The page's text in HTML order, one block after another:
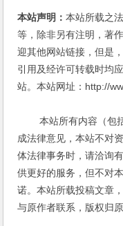
本站声明：本站所载之
等，除非另有注明，著
迎其他网站链接，但是
引用及经许可转载时均
站。本站网址：http://
本站所有内容（包括
成法律意见，本站不对
体法律事务时，请洽询
供更好的服务，但不对
诺。本站所载投稿文章
与原作者联系，版权归原